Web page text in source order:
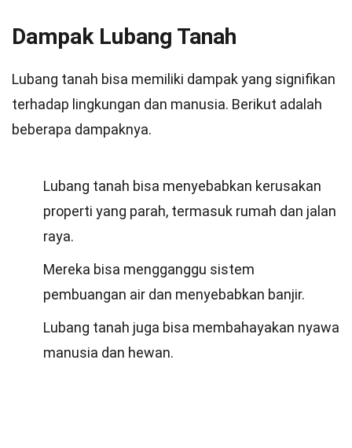
Dampak Lubang Tanah
Lubang tanah bisa memiliki dampak yang signifikan
terhadap lingkungan dan manusia. Berikut adalah
beberapa dampaknya.
Lubang tanah bisa menyebabkan kerusakan
properti yang parah, termasuk rumah dan jalan
raya.
Mereka bisa mengganggu sistem
pembuangan air dan menyebabkan banjir.
Lubang tanah juga bisa membahayakan nyawa
manusia dan hewan.